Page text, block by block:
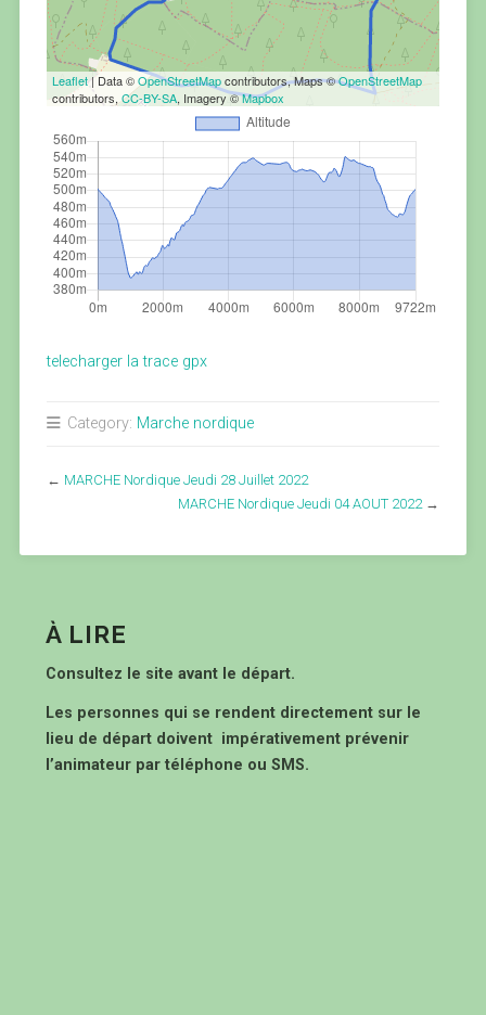
Leaflet| Data ©OpenStreetMapcontributors, Maps ©OpenStreetMap
contributors, CC-BY-SA, Imagery ©Mapbox
telecharger la trace gpx
Category: Marche nordique
← MARCHE Nordique Jeudi 28 Juillet 2022
MARCHE Nordique Jeudi 04 AOUT 2022→
À LIRE
Consultez le site avant le départ.
Les personnes qui se rendent directement sur le
lieu de départ doivent impérativement prévenir
l’animateur par téléphone ou SMS.